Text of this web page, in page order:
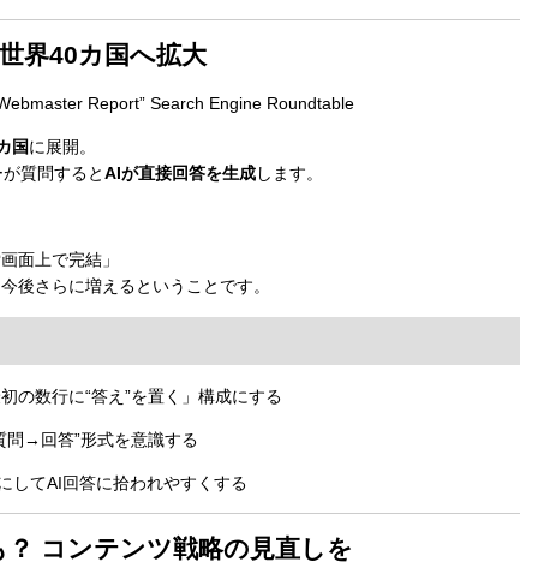
界40カ国へ拡大
Report” Search Engine Roundtable
国に展開。
質問するとAIが直接回答を生成します。
面上で完結」
後さらに増えるということです。
の数行に“答え”を置く」構成にする
問→回答”形式を意識する
してAI回答に拾われやすくする
コンテンツ戦略の見直しを